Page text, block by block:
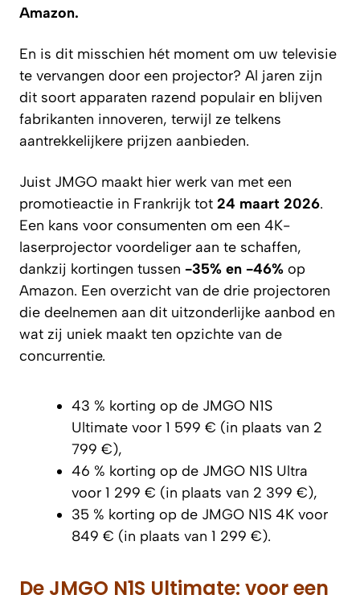
Amazon.
En is dit misschien hét moment om uw televisie
te vervangen door een projector? Al jaren zijn
dit soort apparaten razend populair en blijven
fabrikanten innoveren, terwijl ze telkens
aantrekkelijkere prijzen aanbieden.
Juist JMGO maakt hier werk van met een
promotieactie in Frankrijk tot 24 maart 2026.
Een kans voor consumenten om een 4K-
laserprojector voordeliger aan te schaffen,
dankzij kortingen tussen -35% en -46% op
Amazon. Een overzicht van de drie projectoren
die deelnemen aan dit uitzonderlijke aanbod en
wat zij uniek maakt ten opzichte van de
concurrentie.
43 % korting op de JMGO N1S
Ultimate voor 1 599 € (in plaats van 2
799 €),
46 % korting op de JMGO N1S Ultra
voor 1 299 € (in plaats van 2 399 €),
35 % korting op de JMGO N1S 4K voor
849 € (in plaats van 1 299 €).
De JMGO N1S Ultimate: voor een